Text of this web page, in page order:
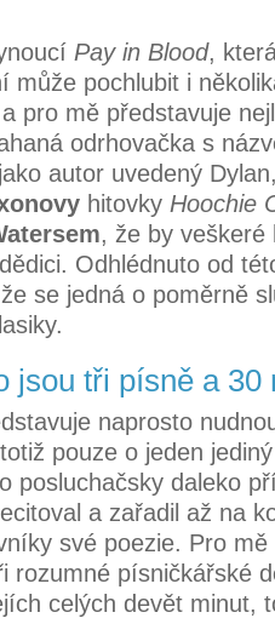
Pay in Blood,
může pochlubit i
pro mě představuje
odrhovačka s
autor uvedený
hitovky Hoochie
, že by
Odhlédnuto od
se jedná o poměrně
jsou tři písně a 30
naprosto nudno
pouze o jeden
posluchačsky daleko
a zařadil až na
své poezie. Pro
rozumné písničkářské
celých devět minut,